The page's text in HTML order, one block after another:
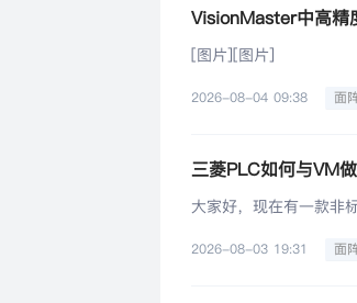
[图片][图片]
2026-08-04 09:38 面
三菱PLC如何与VM
大家好，现在有一款非
2026-08-03 19:31 面